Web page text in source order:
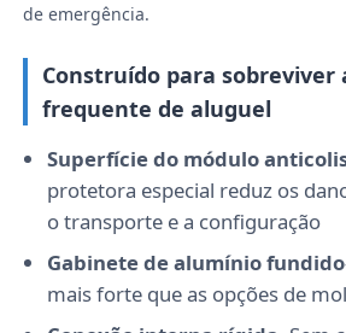
Controle de qualidade
Contacte-nos
Notícias
Casos
de emergência.
Construído para sobreviver
frequente de aluguel
Superfície do módulo
protetora especial reduz os
o transporte e a configuração
Gabinete de alumínio fundido
mais forte que as opções de